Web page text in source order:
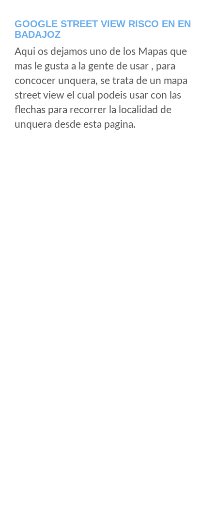
GOOGLE STREET VIEW RISCO EN EN
BADAJOZ
Aqui os dejamos uno de los Mapas que
mas le gusta a la gente de usar , para
concocer unquera, se trata de un mapa
street view el cual podeis usar con las
flechas para recorrer la localidad de
unquera desde esta pagina.